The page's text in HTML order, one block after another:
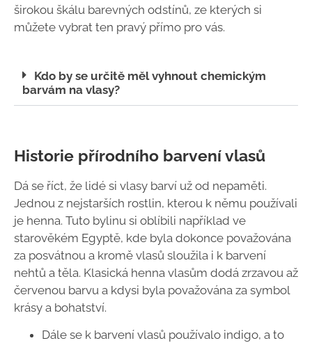
širokou škálu barevných odstínů, ze kterých si
můžete vybrat ten pravý přímo pro vás.
Kdo by se určitě měl vyhnout chemickým
barvám na vlasy?
Historie přírodního barvení vlasů
Dá se říct, že lidé si vlasy barví už od nepaměti.
Jednou z nejstarších rostlin, kterou k němu používali
je henna. Tuto bylinu si oblíbili například ve
starověkém Egyptě, kde byla dokonce považována
za posvátnou a kromě vlasů sloužila i k barvení
nehtů a těla. Klasická henna vlasům dodá zrzavou až
červenou barvu a kdysi byla považována za symbol
krásy a bohatství.
Dále se k barvení vlasů používalo indigo, a to